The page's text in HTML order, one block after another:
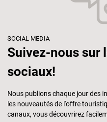
SOCIAL MEDIA
Suivez-nous sur
sociaux!
Nous publions chaque jour des
les nouveautés de l'offre
canaux, vous découvrirez